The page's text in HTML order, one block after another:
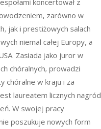
koncertował z
zarówno w
jak i prestiżowych salach
niemal całej Europy, a
Zasiada jako juror w
chóralnych, prowadzi
chóralne w kraju i za
laureatem licznych nagród
W swojej pracy
poszukuje nowych form